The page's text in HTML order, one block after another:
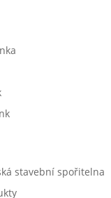
stavební spořitelna